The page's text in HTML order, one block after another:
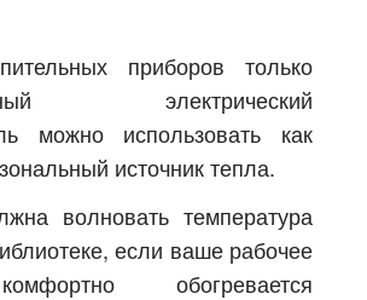
приборов только
электрический
можно использовать как
источник тепла.
волновать температура
если ваше рабочее
обогревается